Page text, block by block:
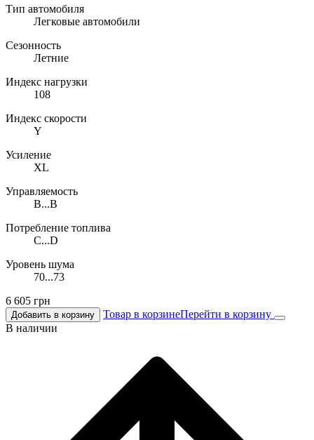
Тип автомобиля
Легковые автомобили
Сезонность
Летние
Индекс нагрузки
108
Индекс скорости
Y
Усиление
XL
Управляемость
B...B
Потребление топлива
C...D
Уровень шума
70...73
6 605 грн
Добавить в корзину Товар в корзинеПерейти в корзину
В наличии